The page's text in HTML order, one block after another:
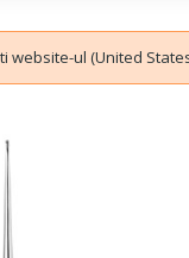
website-ul (United